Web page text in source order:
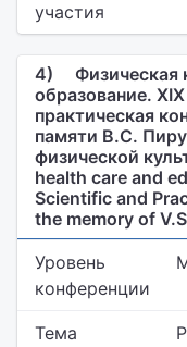
участия
4)
Физическая
образование.
практическая
памяти В.С.
физической
health care and
Scientific and
the memory of
Уровень
конференции
Тема